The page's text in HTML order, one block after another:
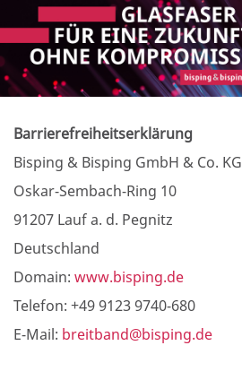
Barrierefreiheitserklärung
Bisping & Bisping GmbH & Co. KG
Oskar-Sembach-Ring 10
91207 Lauf a. d. Pegnitz
Deutschland
Domain: www.bisping.de
Telefon: +49 9123 9740-680
E-Mail: breitband@bisping.de